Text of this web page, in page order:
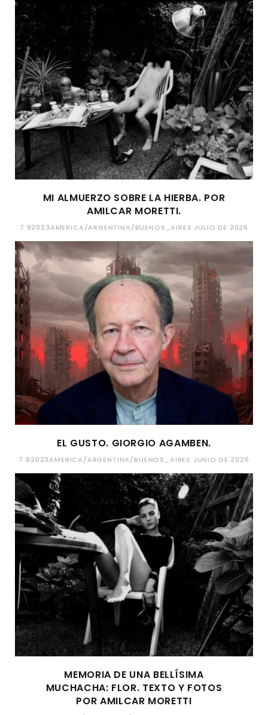
MI ALMUERZO SOBRE LA HIERBA. POR
AMILCAR MORETTI.
7 92023AMERICA/ARGENTINA/BUENOS_AIRES JULIO DE 2026
EL GUSTO. GIORGIO AGAMBEN.
7 92023AMERICA/ARGENTINA/BUENOS_AIRES JUNIO DE 2026
MEMORIA DE UNA BELLÍSIMA
MUCHACHA: FLOR. TEXTO Y FOTOS
POR AMILCAR MORETTI